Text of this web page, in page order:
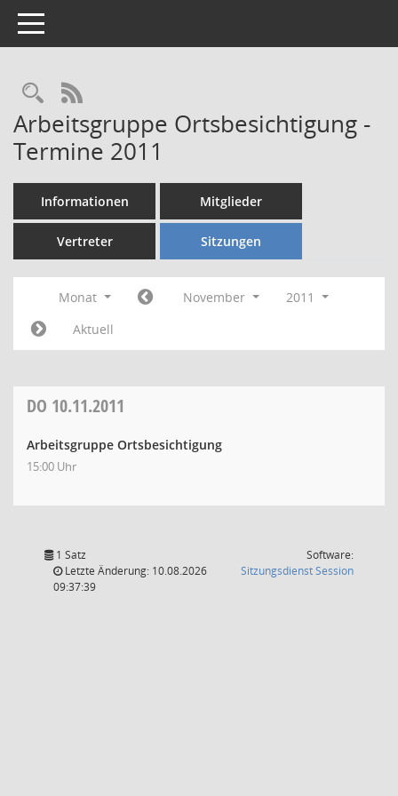
Toggle navigation
Rechercheauswahl
RSS-Feed
Arbeitsgruppe Ortsbesichtigung -
Termine 2011
Informationen Mitglieder
Vertreter Sitzungen
Monat November
2011
Aktuell
DO 10.11.2011
Arbeitsgruppe Ortsbesichtigung
15:00 Uhr
1 Satz
Letzte Änderung: 10.08.2026
09:37:39
Software:
SitzungsdienstSession(Wird in